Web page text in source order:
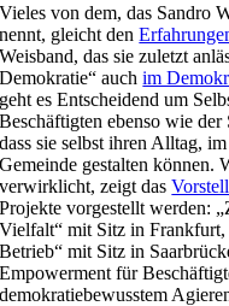
Vieles von dem, das Sandro
nennt, gleicht den
Weisband, das sie zuletzt
Demokratie“ auchim
geht es Entscheidend um
Beschäftigten ebenso wie
dass sie selbst ihren Alltag,
Gemeinde gestalten können.
verwirklicht, zeigt das
Projekte vorgestellt werden:
Vielfalt“ mit Sitz in
Betrieb“ mit Sitz in
Empowerment für
demokratiebewusstem